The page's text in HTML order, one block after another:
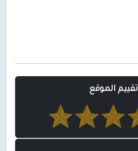
تقييم الموقع